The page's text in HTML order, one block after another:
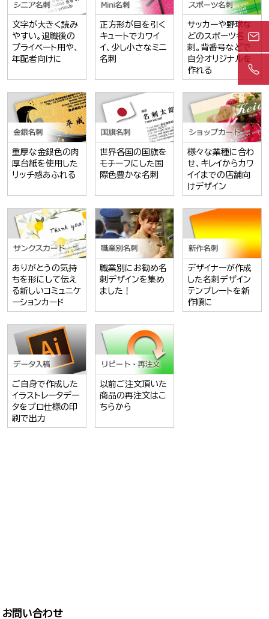
文字が大きく読み
やすい。退職後の
プライベート用や、
年配者向けに
正方形が目を引く
キュートでカワイ
イ、少し小さなミニ
名刺
サッカーや野球な
どのスポーツ名
刺。背番号などで
自分オリジナルを
作れる
重厚な金銀色の肉
厚台紙を使用した
リッチ感あふれる
世界各国の国旗を
モチーフにした国
際色豊かな名刺
様々な業種に合わ
せ、キレイからカワ
イイまでの店舗向
けデザイン
ありがとうの気持
ちを形にして伝え
る新しいコミュニケ
ーションカード
職業別にお勧め名
刺デザインを集め
ました！
デザイナーが作成
した名刺デザイン
テンプレートを新
作順に
ご自身で作成した
イラストレータデー
タをプロ仕様の印
刷で出力
以前ご注文頂いた
商品の再注文はこ
ちらから
お問い合わせ